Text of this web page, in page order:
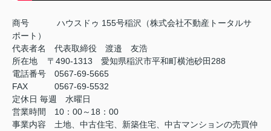
商号
ハウスドゥ 155号稲沢（株式会社不動産トータルサ
ポート）
代表者名 代表取締役 渡邉 友浩
所在地 〒490-1313 愛知県稲沢市平和町横池砂田288
電話番号 0567-69-5665
FAX
0567-69-5532
定休日 毎週 水曜日
営業時間 10：00～18：00
事業内容 土地、中古住宅、新築住宅、中古マンションの売買仲